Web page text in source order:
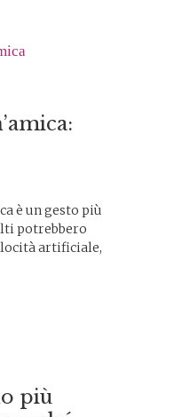
è un gesto più
potrebbero
artificiale,
più